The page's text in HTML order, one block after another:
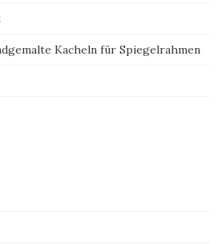
Kacheln für Spiegelrahmen